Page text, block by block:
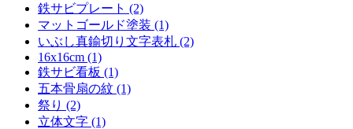
鉄サビプレート (2)
マットゴールド塗装 (1)
いぶし真鍮切り文字表札 (2)
16x16cm (1)
鉄サビ看板 (1)
五本骨扇の紋 (1)
祭り (2)
立体文字 (1)